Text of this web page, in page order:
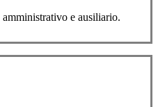
e ausiliario.